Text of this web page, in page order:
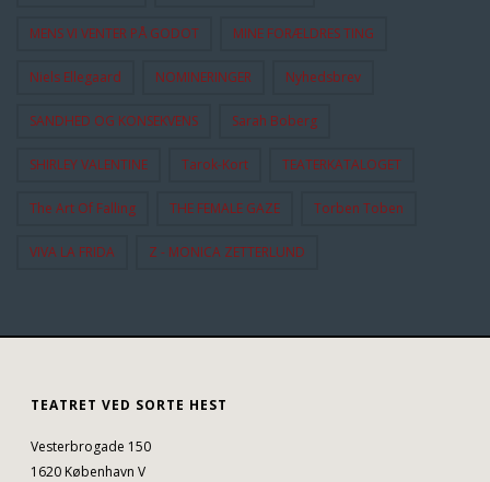
MENS VI VENTER PÅ GODOT MINE FORÆLDRES TING
Niels Ellegaard NOMINERINGER Nyhedsbrev
SANDHED OG KONSEKVENS Sarah Boberg
SHIRLEY VALENTINE Tarok-Kort TEATERKATALOGET
The Art Of Falling THE FEMALE GAZE Torben Toben
VIVA LA FRIDA Z - MONICA ZETTERLUND
TEATRET VED SORTE HEST
Vesterbrogade 150
1620 København V